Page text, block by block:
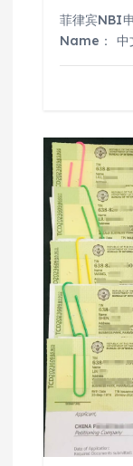
菲律宾NBI
Name： 中